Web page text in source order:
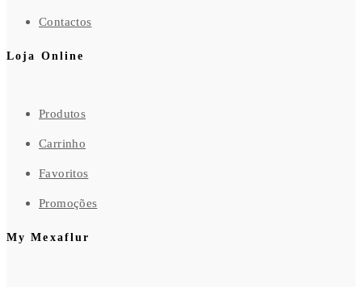
Contactos
Loja Online
Produtos
Carrinho
Favoritos
Promoções
My Mexaflur